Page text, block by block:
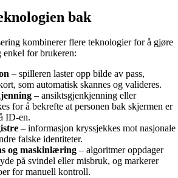
bak
kombinerer flere teknologier for å gjøre
enkel for brukeren:
– spilleren laster opp bilde av pass,
som automatisk skannes og valideres.
– ansiktsgjenkjenning eller
for å bekrefte at personen bak skjermen er
ID-en.
– informasjon kryssjekkes mot nasjonale
falske identiteter.
og maskinlæring – algoritmer oppdager
på svindel eller misbruk, og markerer
for manuell kontroll.